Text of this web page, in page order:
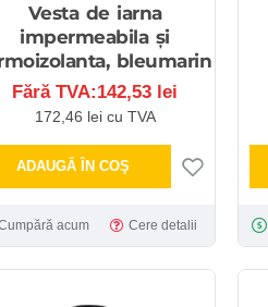
Vesta de iarna
impermeabila și
bleumarin
Fără TVA:142,53 lei
172,46 lei cu TVA
ADAUGĂ ÎN COŞ
acum Cere detalii